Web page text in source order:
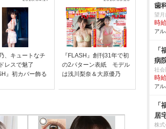
、キュートなチ
レスで魅了
』初カバー飾る
『FLASH』創刊31年で初
の2パターン表紙 モデル
は浅川梨奈＆大原優乃
歯
望月
時
ア
病
社会
時
ア
居
株式